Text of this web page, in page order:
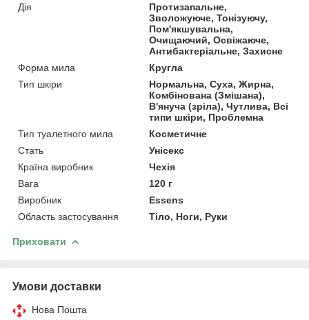
Дія
Протизапальне,
Зволожуюче, Тонізуючу,
Пом'якшувальна,
Очищаючий, Освіжаюче,
Антибактеріальне, Захисне
Форма мила
Кругла
Тип шкіри
Нормальна, Суха, Жирна,
Комбінована (Змішана),
В'януча (зріла), Чутлива, Всі
типи шкіри, Проблемна
Тип туалетного мила
Косметичне
Стать
Унісекс
Країна виробник
Чехія
Вага
120 г
Виробник
Essens
Область застосування
Тіло, Ноги, Руки
Приховати
Умови доставки
Нова Пошта